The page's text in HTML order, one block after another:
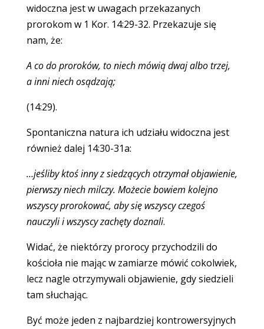
widoczna jest w uwagach przekazanych
prorokom w 1 Kor. 14:29-32. Przekazuje się
nam, że:
A co do proroków, to niech mówią dwaj albo trzej,
a inni niech osądzają;
(14:29).
Spontaniczna natura ich udziału widoczna jest
również dalej 14:30-31a:
…jeśliby ktoś inny z siedzących otrzymał objawienie,
pierwszy niech milczy. Możecie bowiem kolejno
wszyscy prorokować, aby się wszyscy czegoś
nauczyli i wszyscy zachęty doznali.
Widać, że niektórzy prorocy przychodzili do
kościoła nie mając w zamiarze mówić cokolwiek,
lecz nagle otrzymywali objawienie, gdy siedzieli
tam słuchając.
Być może jeden z najbardziej kontrowersyjnych